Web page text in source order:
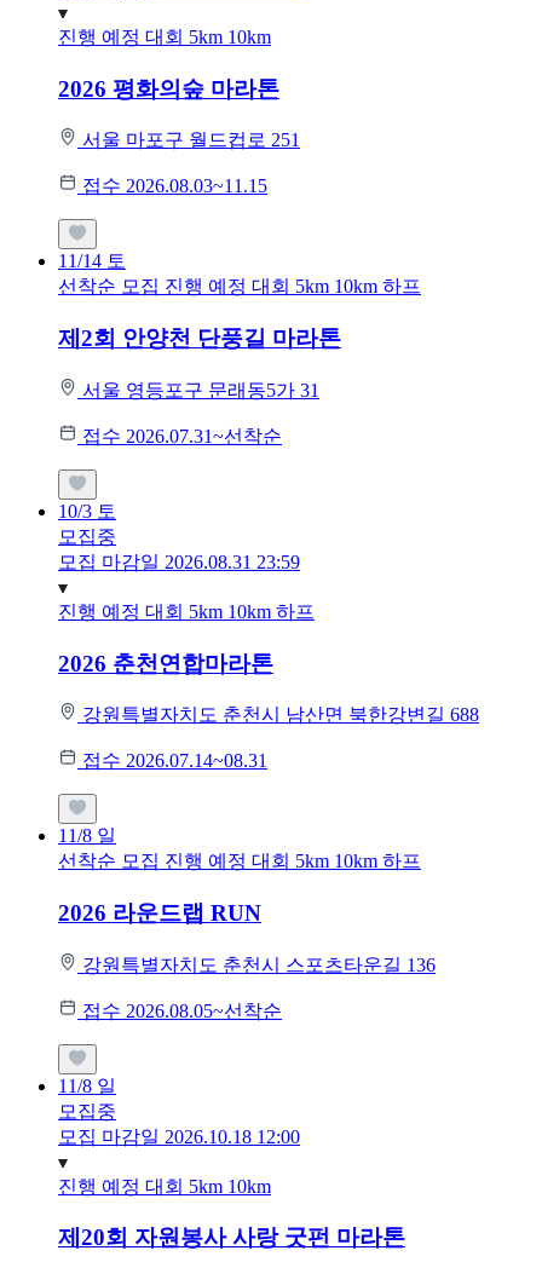
진행 예정 대회 5km 10km
2026 평화의숲 마라톤
서울 마포구 월드컵로 251
접수 2026.08.03~11.15
11/14 토
선착순 모집 진행 예정 대회 5km 10km 하프
제2회 안양천 단풍길 마라톤
서울 영등포구 문래동5가 31
접수 2026.07.31~선착순
10/3 토
모집중
모집 마감일 2026.08.31 23:59
진행 예정 대회 5km 10km 하프
2026 춘천연합마라톤
강원특별자치도 춘천시 남산면 북한강변길 688
접수 2026.07.14~08.31
11/8 일
선착순 모집 진행 예정 대회 5km 10km 하프
2026 라운드랩 RUN
강원특별자치도 춘천시 스포츠타운길 136
접수 2026.08.05~선착순
11/8 일
모집중
모집 마감일 2026.10.18 12:00
진행 예정 대회 5km 10km
제20회 자원봉사 사랑 굿펀 마라톤